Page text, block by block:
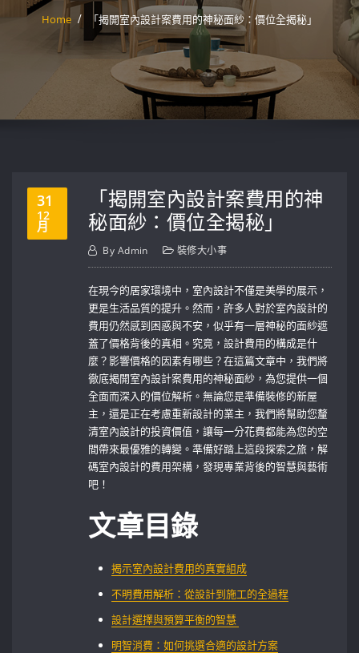
Home 「揭開室內設計案費用的神秘面紗：價位全揭秘」
31
12
月
「揭開室內設計案費用的神
秘面紗：價位全揭秘」
By Admin 裝修大小事
在現今的居家環境中，室內設計不僅是美學的展示，
更是生活品質的提升。然而，許多人對於室內設計的
費用仍然感到困惑與不安，似乎有一層神秘的面紗遮
蓋了價格背後的真相。究竟，設計費用的構成是什
麼？影響價格的因素有哪些？在這篇文章中，我們將
徹底揭開室內設計案費用的神秘面紗，為您提供一個
全面而深入的價位解析。無論您是準備裝修的新屋
主，還是正在考慮重新設計的業主，我們將幫助您釐
清室內設計的投資價值，讓每一分花費都能為您的空
間帶來最優雅的轉變。準備好踏上這段探索之旅，解
碼室內設計的費用架構，發現專業背後的智慧與藝術
吧！
文章目錄
揭示室內設計費用的真實組成
不明費用解析：從設計到施工的全過程
設計選擇與預算平衡的智慧 ‍
明智消費：如何挑選合適的設計方案